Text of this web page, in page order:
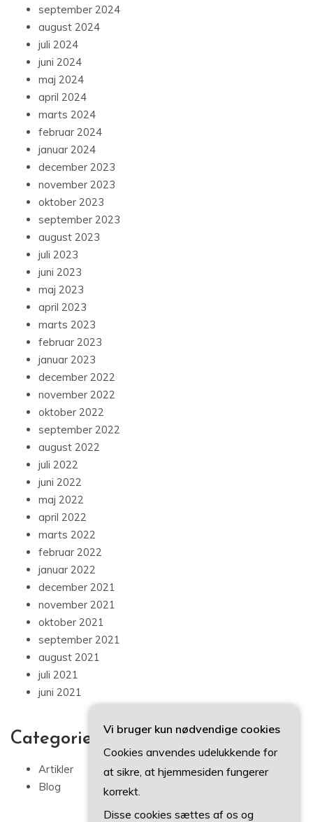
september 2024
august 2024
juli 2024
juni 2024
maj 2024
april 2024
marts 2024
februar 2024
januar 2024
december 2023
november 2023
oktober 2023
september 2023
august 2023
juli 2023
juni 2023
maj 2023
april 2023
marts 2023
februar 2023
januar 2023
december 2022
november 2022
oktober 2022
september 2022
august 2022
juli 2022
juni 2022
maj 2022
april 2022
marts 2022
februar 2022
januar 2022
december 2021
november 2021
oktober 2021
september 2021
august 2021
juli 2021
juni 2021
Categories
Artikler
Blog
Vi bruger kun nødvendige cookies
Cookies anvendes udelukkende for
at sikre, at hjemmesiden fungerer
korrekt.
Disse cookies sættes af os og